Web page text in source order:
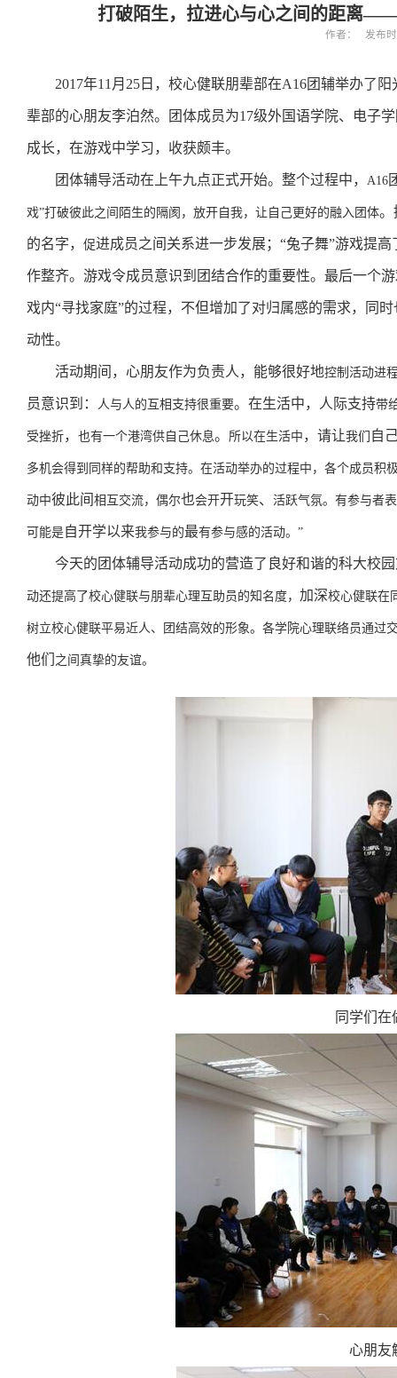
打破陌生，拉进心与心之间的距离
作者： 发布
2017年11月25日，校心健联朋辈部在A16团辅举办了
辈部的心朋友李泊然。团体成员为17级外国语学院、电子
成长，在游戏中学习，收获颇丰。
团体辅导活动在上午九点正式开始。 整个过程中， A16
戏”打破彼此之间陌生的隔阂，放开自我，让自己更好的融入团体。
的名字， 促进成员之间关系进一步发展；“兔子舞”游戏提
作整齐。游戏令成员意识到团结合作的重要性。最后一个
戏内“寻找家庭”的过程，不但增加了对归属感的需求，同
动性。
活动期间，心朋友作为负责人，能够很好地控制活动进
员意识到： 人与人的互相支持很重要。 在生活中， 人际支持带
受挫折， 也有一个港湾供自己休息。 所以在生活中 ，请让我们 自
多机会得到同样的帮助和支持。在活动举办的过程中，各个成员积
动中彼此间 相互交流，偶尔也会开开玩笑、 活跃气氛。有参与者
可能是自开学以来我参与的最有参与感的活动。”
今天的团体辅导活动成功的营造了良好和谐的科大校
动还提高了校心健联与朋辈心理互助员的知名度， 加深校心健联在
树立校心健联平易近人、团结高效的形象。各学院心理联络员通过
他们 之间真挚的友谊。
同学们在
心朋友